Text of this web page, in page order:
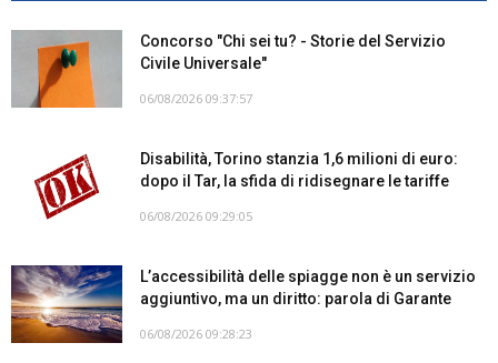
Concorso "Chi sei tu? - Storie del Servizio
Civile Universale"
06/08/2026 09:37:57
Disabilità, Torino stanzia 1,6 milioni di euro:
dopo il Tar, la sfida di ridisegnare le tariffe
06/08/2026 09:29:05
L’accessibilità delle spiagge non è un servizio
aggiuntivo, ma un diritto: parola di Garante
06/08/2026 09:28:23